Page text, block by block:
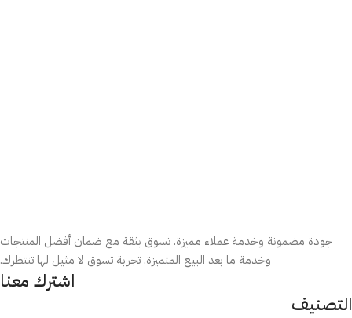
جودة مضمونة وخدمة عملاء مميزة. تسوق بثقة مع ضمان أفضل المنتجات
وخدمة ما بعد البيع المتميزة. تجربة تسوق لا مثيل لها تنتظرك.
اشترك معنا
التصنيف